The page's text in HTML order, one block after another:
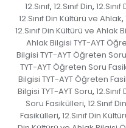
12.Sınıf, 12.Sınıf Din,
12.Sınıf Din Kültürü ve Ahlak,
12.Sınıf Din Kültürü ve Ahlak
Ahlak Bilgisi TYT-AYT
Bilgisi TYT-AYT Öğreten Soru
TYT-AYT Öğreten Soru
Bilgisi TYT-AYT Öğreten
Bilgisi TYT-AYT Soru,
Soru Fasikülleri, 12.Sınıf
Fasikülleri, 12.Sınıf Din